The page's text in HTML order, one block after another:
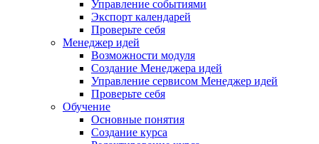
Управление событиями
Экспорт календарей
Проверьте себя
Менеджер идей
Возможности модуля
Создание Менеджера идей
Управление сервисом Менеджер идей
Проверьте себя
Обучение
Основные понятия
Создание курса